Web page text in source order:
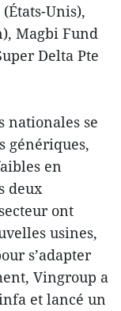
Unis),
Magbi Fund
Delta Pte
nationales se
génériques,
en
deux
ont
usines,
s’adapter
Vingroup a
et lancé un